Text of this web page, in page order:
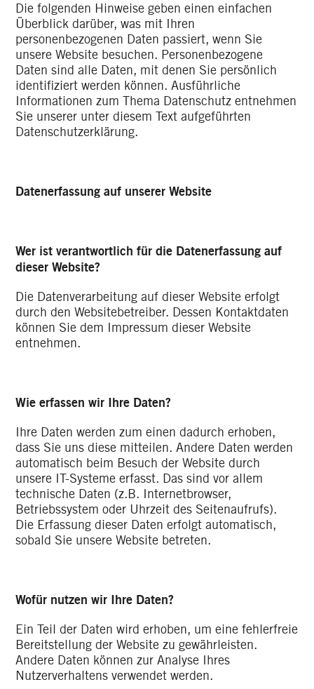
Die folgenden Hinweise geben einen einfachen
Überblick darüber, was mit Ihren
personenbezogenen Daten passiert, wenn Sie
unsere Website besuchen. Personenbezogene
Daten sind alle Daten, mit denen Sie persönlich
identifiziert werden können. Ausführliche
Informationen zum Thema Datenschutz entnehmen
Sie unserer unter diesem Text aufgeführten
Datenschutzerklärung.
Datenerfassung auf unserer Website
Wer ist verantwortlich für die Datenerfassung auf
dieser Website?
Die Datenverarbeitung auf dieser Website erfolgt
durch den Websitebetreiber. Dessen Kontaktdaten
können Sie dem Impressum dieser Website
entnehmen.
Wie erfassen wir Ihre Daten?
Ihre Daten werden zum einen dadurch erhoben,
dass Sie uns diese mitteilen. Andere Daten werden
automatisch beim Besuch der Website durch
unsere IT-Systeme erfasst. Das sind vor allem
technische Daten (z.B. Internetbrowser,
Betriebssystem oder Uhrzeit des Seitenaufrufs).
Die Erfassung dieser Daten erfolgt automatisch,
sobald Sie unsere Website betreten.
Wofür nutzen wir Ihre Daten?
Ein Teil der Daten wird erhoben, um eine fehlerfreie
Bereitstellung der Website zu gewährleisten.
Andere Daten können zur Analyse Ihres
Nutzerverhaltens verwendet werden.